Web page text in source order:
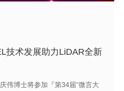
技术发展助力LiDAR全新
伟博士将参加『第34届“微言大